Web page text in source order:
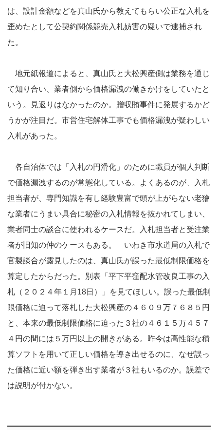
は、設計金額などを真山氏から教えてもらい公正な入札を
歪めたとして公契約関係競売入札妨害の疑いで逮捕され
た。
地元紙報道によると、真山氏と大松興産側は業務を通じ
て知り合い、業者側から価格漏洩の働きかけをしていたと
いう。見返りはなかったのか。贈収賄事件に発展するかど
うかが注目だ。市営住宅解体工事でも価格漏洩が疑わしい
入札があった。
各自治体では「入札の円滑化」のために職員が個人判断
で価格漏洩するのが常態化している。よくあるのが、入札
担当者が、専門知識を有し経験豊富で頭が上がらない老獪
な業者にうまい具合に秘密の入札情報を抜かれてしまい、
業者同士の談合に使われるケースだ。入札担当者と受注業
者が旧知の仲のケースもある。 いわき市水道局の入札で
官製談合が露見したのは、真山氏が誤った最低制限価格を
算定したからだった。別表「平下平窪配水管改良工事の入
札（２０２４年１月18日）」を見てほしい。誤った最低制
限価格に迫って落札した大松興産の４６０９万７６８５円
と、本来の最低制限価格に迫った３社の４６１５万４５７
４円の間には５万円以上の開きがある。昨今は高性能な積
算ソフトを用いて正しい価格を導き出せるのに、なぜ誤っ
た価格に近い額を弾き出す業者が３社もいるのか。誤差で
は説明が付かない。